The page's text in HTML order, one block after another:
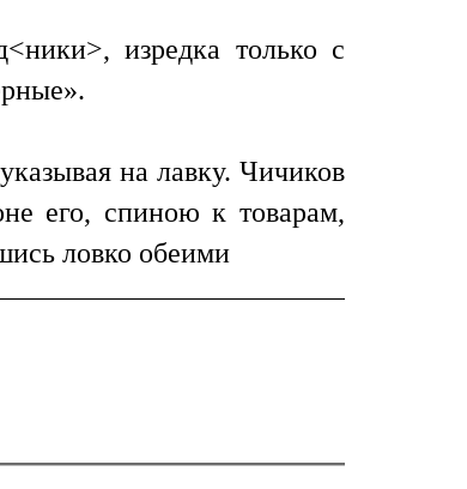
изредка только с
на лавку. Чичиков
его, спиною к товарам,
ловко обеими